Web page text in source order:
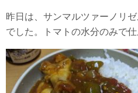
昨日は、サンマルツァーノリ
でした。トマトの水分のみで仕